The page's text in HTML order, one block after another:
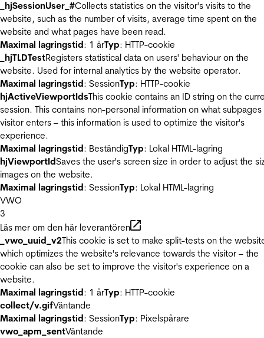
_hjSessionUser_#Collects statistics on the visitor's visits to the
website, such as the number of visits, average time spent on the
website and what pages have been read.
Maximal lagringstid: 1 årTyp: HTTP-cookie
_hjTLDTestRegisters statistical data on users' behaviour on the
website. Used for internal analytics by the website operator.
Maximal lagringstid: SessionTyp: HTTP-cookie
hjActiveViewportIdsThis cookie contains an ID string on the
session. This contains non-personal information on what
visitor enters – this information is used to optimize the visitor's
experience.
Maximal lagringstid: BeständigTyp: Lokal HTML-lagring
hjViewportIdSaves the user's screen size in order to adjust the
images on the website.
Maximal lagringstid: SessionTyp: Lokal HTML-lagring
VWO
3
Läs mer om den här leverantören
_vwo_uuid_v2This cookie is set to make split-tests on the
which optimizes the website's relevance towards the visitor – the
cookie can also be set to improve the visitor's experience on a
website.
Maximal lagringstid: 1 årTyp: HTTP-cookie
collect/v.gifVäntande
Maximal lagringstid: SessionTyp: Pixelspårare
vwo_apm_sentVäntande